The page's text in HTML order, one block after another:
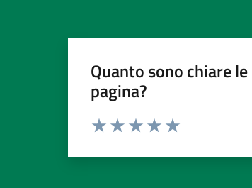
Quanto sono chiare
pagina?